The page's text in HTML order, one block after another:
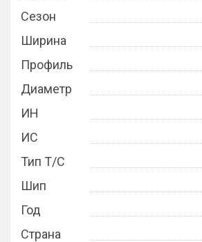
Сезон
Ширина
Профиль
Диаметр
ИН
ИС
Тип Т/С
Шип
Год
Страна